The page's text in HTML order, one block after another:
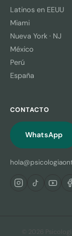
Latinos en EEUU
Miami
Nueva York · NJ
México
Perú
España
CONTACTO
WhatsApp
© 2026